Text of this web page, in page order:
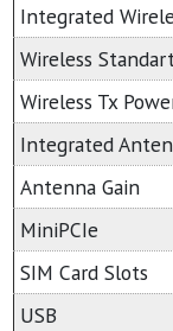
Integrated
Wireless
Wireless Tx
Integrated
Antenna Gain
MiniPCIe
SIM Card Slots
USB